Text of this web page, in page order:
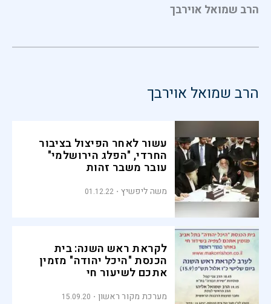
הרב שמואל אוירבך
הרב שמואל אוירבך
עשור לאחר הפיצול בציבור
החרדי, "הפלג הירושלמי"
עובר משבר זהות
משה ליפשיץ 01.12.22
לקראת ראש השנה: בית
הכנסת "היכל יהודה" מזמין
אתכם לשיעור חי
מערכת מקור ראשון 15.09.20